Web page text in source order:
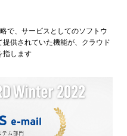
で、サービスとしてのソフトウ
供されていた機能が、クラウド
指します